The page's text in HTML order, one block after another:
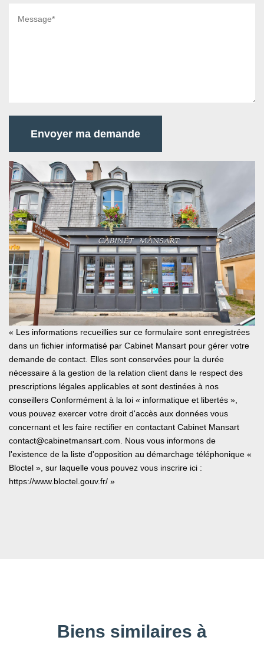
Envoyer ma demande
« Les informations recueillies sur ce formulaire sont enregistrées
dans un fichier informatisé par Cabinet Mansart pour gérer votre
demande de contact. Elles sont conservées pour la durée
nécessaire à la gestion de la relation client dans le respect des
prescriptions légales applicables et sont destinées à nos
conseillers Conformément à la loi « informatique et libertés »,
vous pouvez exercer votre droit d'accès aux données vous
concernant et les faire rectifier en contactant Cabinet Mansart
contact@cabinetmansart.com. Nous vous informons de
l'existence de la liste d'opposition au démarchage téléphonique «
Bloctel », sur laquelle vous pouvez vous inscrire ici :
https://www.bloctel.gouv.fr/ »
Biens similaires à